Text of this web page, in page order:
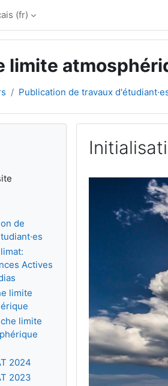
‎(fr)‎
limite
Publication de travaux
de
Actives
limite
limite
2024
2023